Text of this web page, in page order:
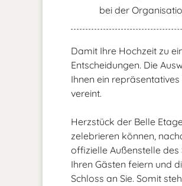
bei der
Damit Ihre Hochzeit zu
Entscheidungen. Die
Ihnen ein
vereint.
Herzstück der Belle
zelebrieren können,
offizielle Außenstelle
Ihren Gästen feiern und
Schloss an Sie. Somit